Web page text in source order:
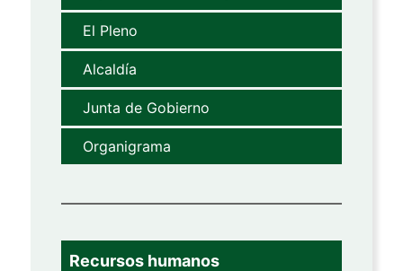
El Pleno
Alcaldía
Junta de Gobierno
Organigrama
Recursos humanos